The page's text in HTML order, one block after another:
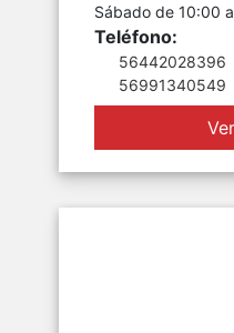
Sábado de 10:00
Teléfono:
56442028396
56991340549